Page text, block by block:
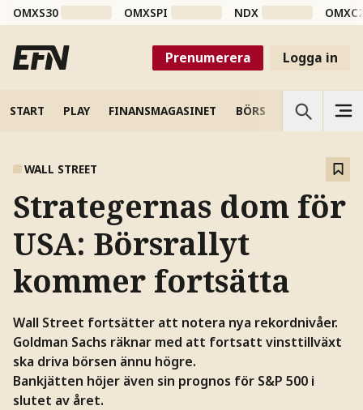
OMXS30 OMXSPI NDX
Prenumerera Logga in
START PLAY FINANSMAGASINET BÖRS VETENSKAP
WALL STREET
Strategernas dom för
USA: Börsrallyt
kommer fortsätta
Wall Street fortsätter att notera nya rekordnivåer.
Goldman Sachs räknar med att fortsatt vinsttillväxt
ska driva börsen ännu högre.
Bankjätten höjer även sin prognos för S&P 500 i
slutet av året.